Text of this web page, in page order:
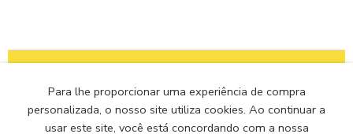
RECEBA EM
TROCA E
PARCELE EM ATÉ
SITE 100%
Para lhe proporcionar uma experiência de compra
personalizada, o nosso site utiliza cookies. Ao continuar a
usar este site, você está concordando com a nossa